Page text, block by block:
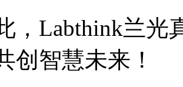
Labthink兰光
创智慧未来！